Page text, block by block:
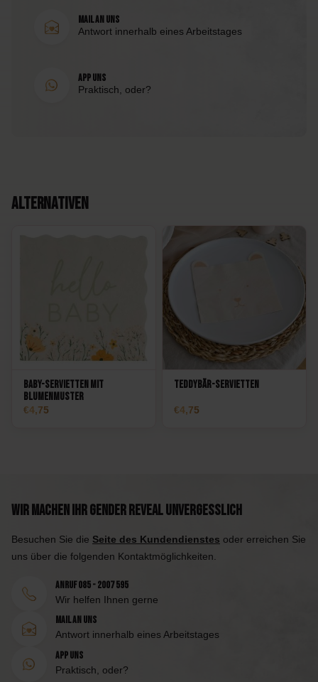
Mail an uns
Antwort innerhalb eines Arbeitstages
App uns
Praktisch, oder?
Alternativen
Baby-Servietten mit
Blumenmuster
4,75
Teddybär-Servietten
4,75
Wir machen Ihr Gender Reveal unvergesslich
Besuchen Sie die Seite des Kundendienstes oder erreichen Sie
uns über die folgenden Kontaktmöglichkeiten.
Anruf 085 - 2007 595
Wir helfen Ihnen gerne
Mail an uns
Antwort innerhalb eines Arbeitstages
App uns
Praktisch, oder?